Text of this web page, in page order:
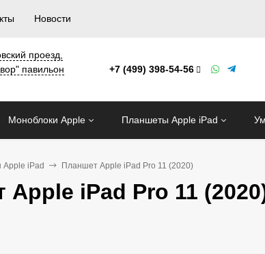
Новости
проезд,
павильон
+7 (499) 398-54-56
Моноблоки Apple Планшеты Apple iPad
iPad Планшет Apple iPad Pro 11 (2020)
Apple iPad Pro 11